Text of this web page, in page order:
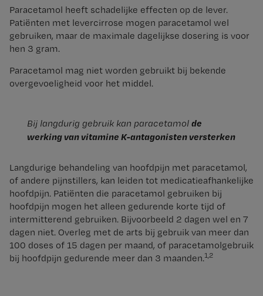
Paracetamol heeft schadelijke effecten op de lever.
Patiënten met levercirrose mogen paracetamol wel
gebruiken, maar de maximale dagelijkse dosering is voor
hen 3 gram.
Paracetamol mag niet worden gebruikt bij bekende
overgevoeligheid voor het middel.
Bij langdurig gebruik kan paracetamol de
werking van vitamine K-antagonisten versterken
Langdurige behandeling van hoofdpijn met paracetamol,
of andere pijnstillers, kan leiden tot medicatieafhankelijke
hoofdpijn. Patiënten die paracetamol gebruiken bij
hoofdpijn mogen het alleen gedurende korte tijd of
intermitterend gebruiken. Bijvoorbeeld 2 dagen wel en 7
dagen niet. Overleg met de arts bij gebruik van meer dan
100 doses of 15 dagen per maand, of paracetamolgebruik
bij hoofdpijn gedurende meer dan 3 maanden.1,2